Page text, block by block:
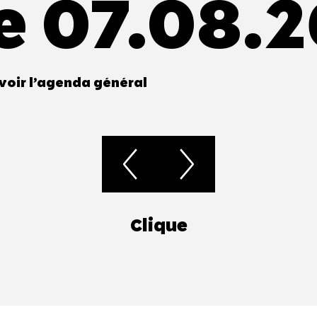
l’agenda général
Clique